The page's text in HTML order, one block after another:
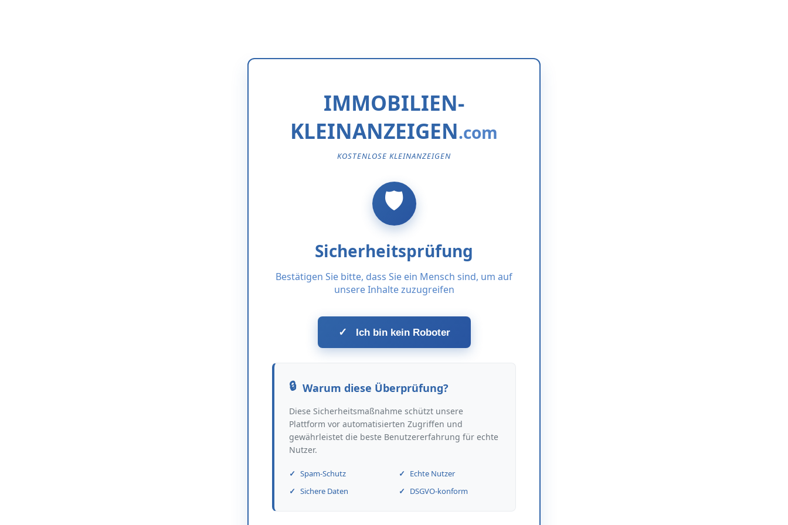
IMMOBILIEN-
KLEINANZEIGEN
KOSTENLOSE KLEINANZEIGEN
Sicherheitsprüfung
Bestätigen Sie bitte, dass Sie ein Mensch sind, um auf
unsere Inhalte zuzugreifen
✓ Ich bin kein Roboter
Warum diese Überprüfung?
Diese Sicherheitsmaßnahme schützt unsere
Plattform vor automatisierten Zugriffen und
gewährleistet die beste Benutzererfahrung für echte
Nutzer.
Spam-Schutz
Echte Nutzer
Sichere Daten
DSGVO-konform